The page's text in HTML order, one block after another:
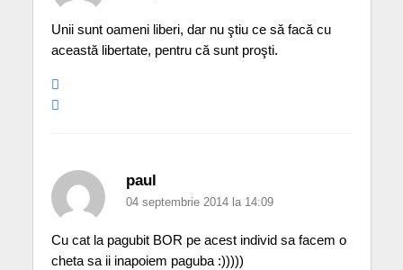
Unii sunt oameni liberi, dar nu ştiu ce să facă cu
această libertate, pentru că sunt proşti.
paul
04 septembrie 2014 la 14:09
Cu cat la pagubit BOR pe acest individ sa facem o
cheta sa ii inapoiem paguba :)))))